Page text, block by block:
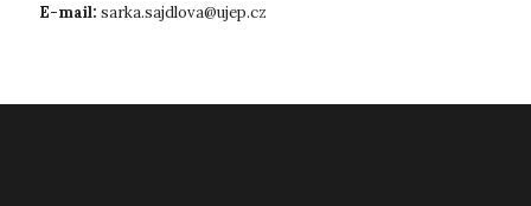
E-mail: sarka.sajdlova@ujep.cz